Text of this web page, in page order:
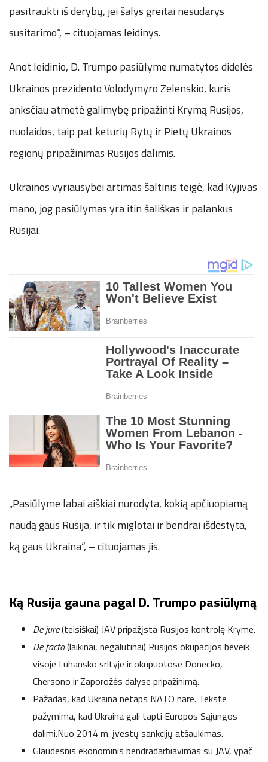
pasitraukti iš derybų, jei šalys greitai nesudarys
susitarimo“, – cituojamas leidinys.
Anot leidinio, D. Trumpo pasiūlyme numatytos didelės
Ukrainos prezidento Volodymyro Zelenskio, kuris
anksčiau atmetė galimybę pripažinti Krymą Rusijos,
nuolaidos, taip pat keturių Rytų ir Pietų Ukrainos
regionų pripažinimas Rusijos dalimis.
Ukrainos vyriausybei artimas šaltinis teigė, kad Kyjivas
mano, jog pasiūlymas yra itin šališkas ir palankus
Rusijai.
„Pasiūlyme labai aiškiai nurodyta, kokią apčiuopiamą
naudą gaus Rusija, ir tik miglotai ir bendrai išdėstyta,
ką gaus Ukraina“, – cituojamas jis.
Ką Rusija gauna pagal D. Trumpo pasiūlymą
De jure(teisiškai) JAV pripažįsta Rusijos kontrolę Kryme.
De facto(laikinai, negalutinai) Rusijos okupacijos beveik
visoje Luhansko srityje ir okupuotose Donecko,
Chersono ir Zaporožės dalyse pripažinimą.
Pažadas, kad Ukraina netaps NATO nare. Tekste
pažymima, kad Ukraina gali tapti Europos Sąjungos
dalimi.Nuo 2014 m. įvestų sankcijų atšaukimas.
Glaudesnis ekonominis bendradarbiavimas su JAV, ypač